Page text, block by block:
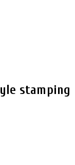
stamping